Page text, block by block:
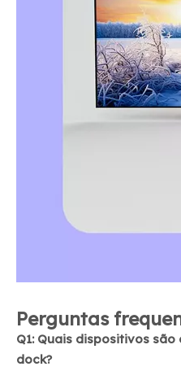
Perguntas
Q1: Quais dispositivos
dock?